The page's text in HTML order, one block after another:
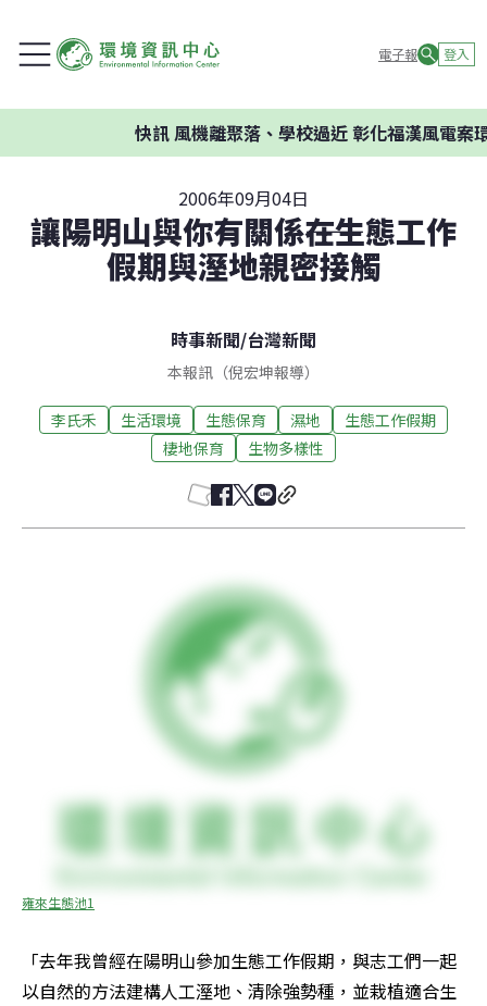
電子報 登入
風機離聚落、學校過近 彰化福漢風電案環委建
2006年09月04日
讓陽明山與你有關係――在生態工作
假期與溼地親密接觸
時事新聞/台灣新聞
本報訊（倪宏坤報導）
李氏禾 生活環境 生態保育 濕地
生態工作假期
棲地保育
生物多樣性
雍來生態池1
「去年我曾經在陽明山參加生態工作假期，與志工們一起
以自然的方法建構人工溼地、清除強勢種，並栽植適合生